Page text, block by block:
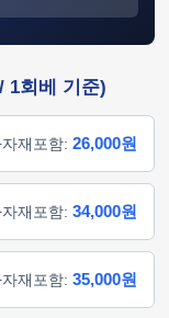
1회베 기준)
재포함: 26,000원
재포함: 34,000원
재포함: 35,000원